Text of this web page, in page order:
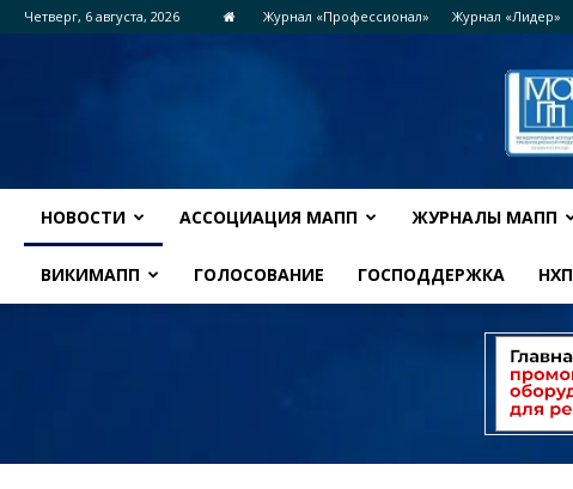
Четверг, 6 августа, 2026 Журнал «Профессионал» Журнал «Лидер»
НОВОСТИ АССОЦИАЦИЯ МАПП ЖУРНАЛЫ МАПП
ВИКИМАПП ГОЛОСОВАНИЕ ГОСПОДДЕРЖКА НХП